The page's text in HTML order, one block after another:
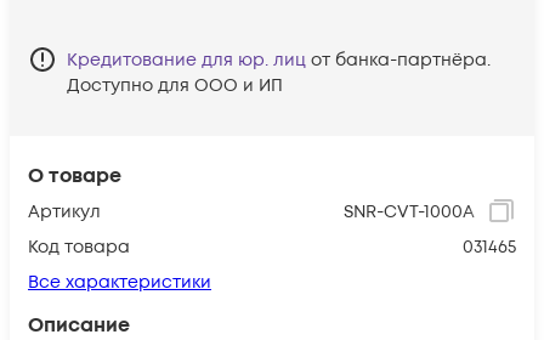
О товаре
Артикул
SNR-CVT-1000A
Код товара
031465
Все характеристики
Описание
Кредитование для юр. лиц от банка-партнёра.
Доступно для ООО и ИП